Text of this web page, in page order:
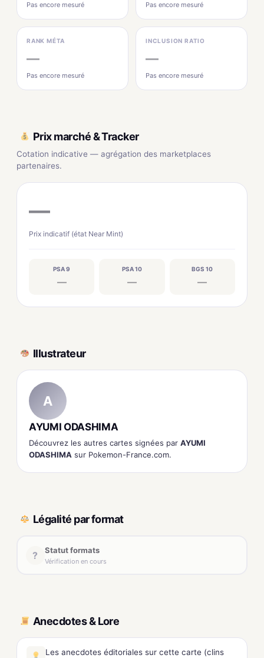
Pas encore mesuré Pas encore mesuré
RANK MÉTA
—
Pas encore mesuré
INCLUSION RATIO
—
Pas encore mesuré
Prix marché & Tracker
Cotation indicative — agrégation des marketplaces
partenaires.
—
Prix indicatif (état Near Mint)
PSA 9
—
PSA 10
—
BGS 10
—
Illustrateur
A
AYUMI ODASHIMA
Découvrez les autres cartes signées par AYUMI
ODASHIMA sur Pokemon-France.com.
Légalité par format
? Statut formats
Vérification en cours
Anecdotes & Lore
Les anecdotes éditoriales sur cette carte (clins